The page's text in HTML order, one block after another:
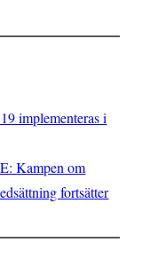
implementeras i
Kampen om
fortsätter